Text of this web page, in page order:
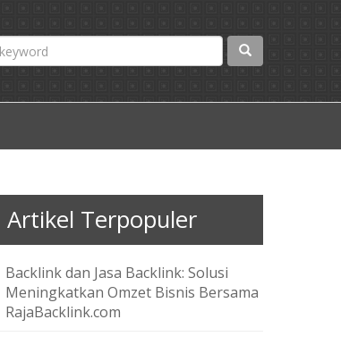
Artikel Terpopuler
Backlink dan Jasa Backlink: Solusi
Meningkatkan Omzet Bisnis Bersama
RajaBacklink.com